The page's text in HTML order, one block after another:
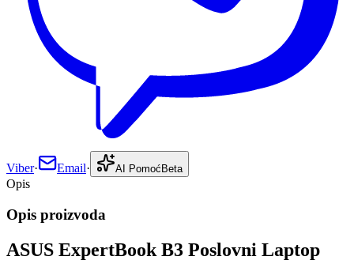
Viber· Email· AI Pomoć Beta
Opis
Opis proizvoda
ASUS ExpertBook B3 Poslovni Laptop